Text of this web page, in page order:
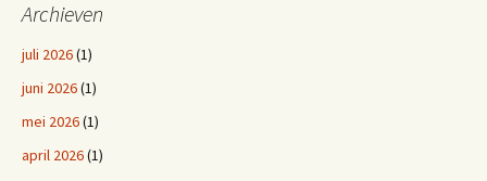
Archieven
juli 2026(1)
juni 2026(1)
mei 2026(1)
april 2026(1)